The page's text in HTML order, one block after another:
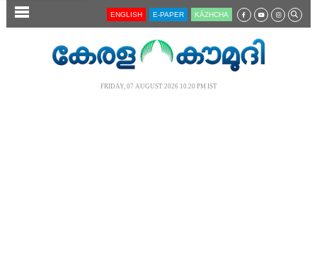
SECTIONS ENGLISH E-PAPER KĀZHCHA
FRIDAY, 07 AUGUST 2026 10.20 PM IST